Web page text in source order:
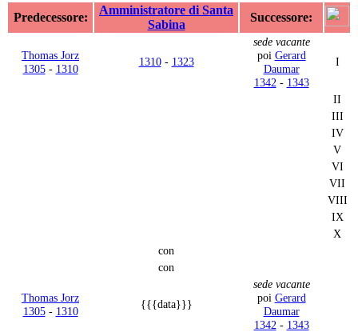
Predecessore:
Amministratore di Santa
Sabina
Successore:
Thomas Jorz
1305- 1310
1310- 1323
sede vacante
poi Gerard
Daumar
1342 - 1343
I
II
III
IV
V
VI
VII
VIII
IX
X
con
con
Thomas Jorz
1305- 1310
{{{data}}}
sede vacante
poi Gerard
Daumar
1342 - 1343